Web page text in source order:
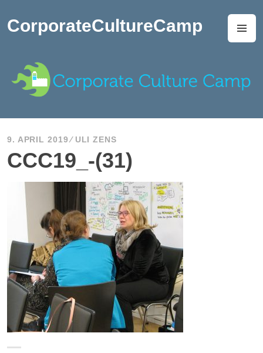
Inhalt
springen
CorporateCultureCamp
9. APRIL 2019 ULI ZENS
CCC19_-(31)